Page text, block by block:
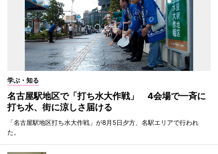
学ぶ・知る
名古屋駅地区で「打ち水大作戦」 4会場で一斉に
打ち水、街に涼しさ届ける
「名古屋駅地区打ち水大作戦」が8月5日夕方、名駅エリアで行われ
た。